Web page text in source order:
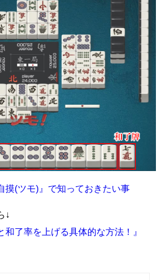
摸(ツモ)』で知っておきたい事
↓
和了率を上げる具体的な方法！』